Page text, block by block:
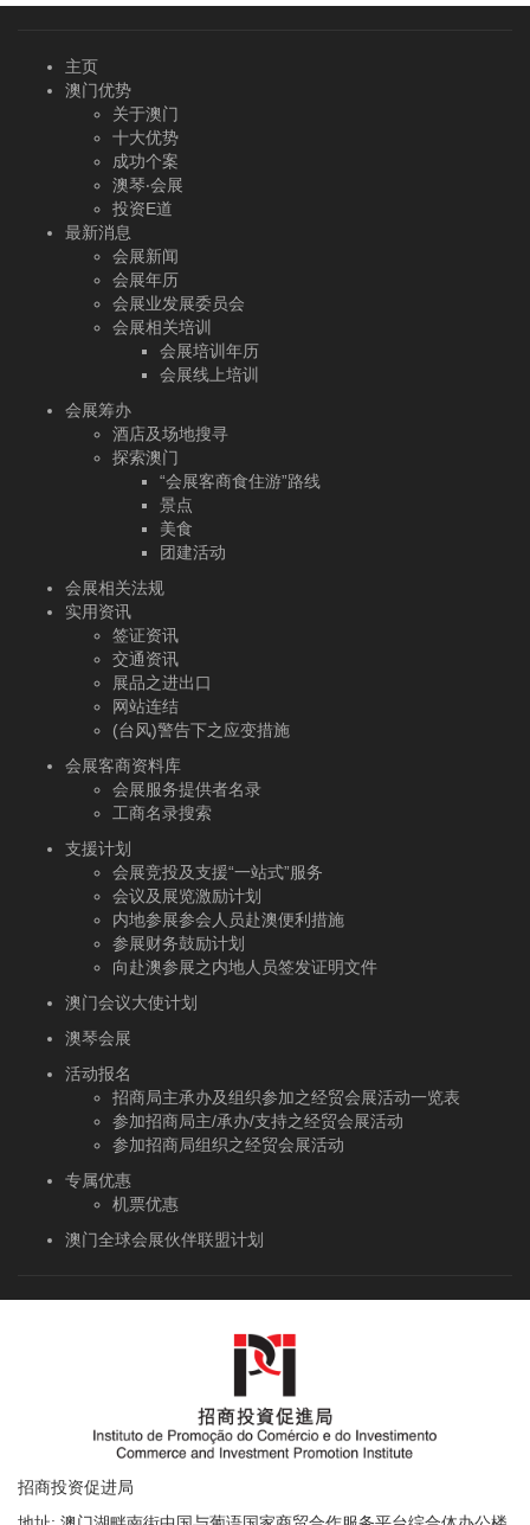
主页
澳门优势
关于澳门
十大优势
成功个案
澳琴‧会展
投资E道
最新消息
会展新闻
会展年历
会展业发展委员会
会展相关培训
会展培训年历
会展线上培训
会展筹办
酒店及场地搜寻
探索澳门
“会展客商食住游”路线
景点
美食
团建活动
会展相关法规
实用资讯
签证资讯
交通资讯
展品之进出口
网站连结
(台风)警告下之应变措施
会展客商资料库
会展服务提供者名录
工商名录搜索
支援计划
会展竞投及支援“一站式”服务
会议及展览激励计划
内地参展参会人员赴澳便利措施
参展财务鼓励计划
向赴澳参展之内地人员签发证明文件
澳门会议大使计划
澳琴会展
活动报名
招商局主承办及组织参加之经贸会展活动一览表
参加招商局主/承办/支持之经贸会展活动
参加招商局组织之经贸会展活动
专属优惠
机票优惠
澳门全球会展伙伴联盟计划
招商投资促进局